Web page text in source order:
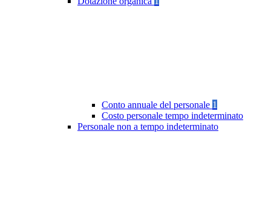
Conto annuale del personale 1
Costo personale tempo indeterminato
Personale non a tempo indeterminato